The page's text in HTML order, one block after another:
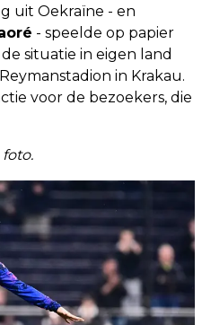
uit Oekraïne - en
- speelde op papier
situatie in eigen land
in Krakau.
voor de bezoekers, die